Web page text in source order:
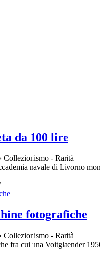
da 100 lire
Collezionismo - Rarità
navale di Livorno
fotografiche
Collezionismo - Rarità
fra cui una Voitglaender